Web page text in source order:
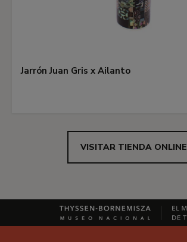
Jarrón Juan Gris x Ailanto
VISITAR TIENDA ONLINE